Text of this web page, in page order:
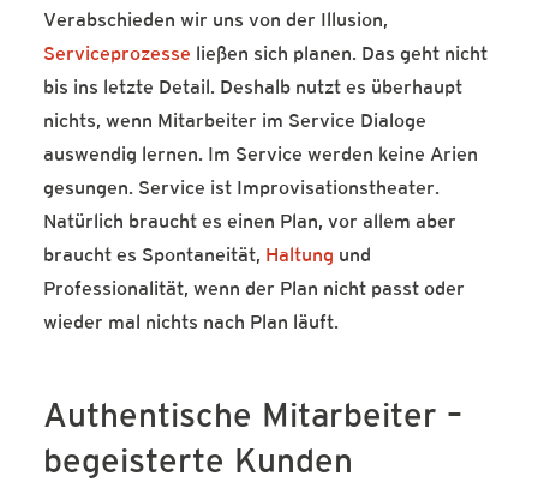
Verabschieden wir uns von der Illusion,
Serviceprozesse ließen sich planen. Das geht nicht
bis ins letzte Detail. Deshalb nutzt es überhaupt
nichts, wenn Mitarbeiter im Service Dialoge
auswendig lernen. Im Service werden keine Arien
gesungen. Service ist Improvisationstheater.
Natürlich braucht es einen Plan, vor allem aber
braucht es Spontaneität, Haltung und
Professionalität, wenn der Plan nicht passt oder
wieder mal nichts nach Plan läuft.
Authentische Mitarbeiter –
begeisterte Kunden